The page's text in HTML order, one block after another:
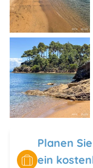
Planen
ein